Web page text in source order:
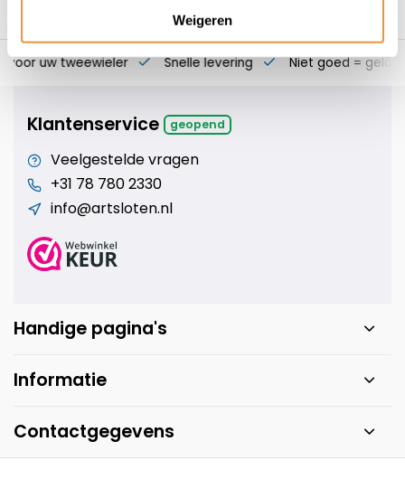
Weigeren
voor uw tweewieler Snelle levering Niet goed = geld
Klantenservice geopend
Veelgestelde vragen
+31 78 780 2330
info@artsloten.nl
Handige pagina's
Informatie
Contactgegevens